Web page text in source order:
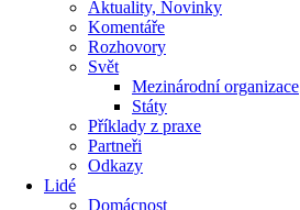
Aktuality, Novinky
Komentáře
Rozhovory
Svět
Mezinárodní organizace
Státy
Příklady z praxe
Partneři
Odkazy
Lidé
Domácnost